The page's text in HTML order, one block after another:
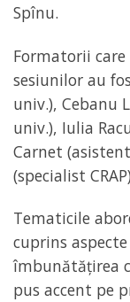
Spînu.
Formatorii
sesiunilor au
univ.), Cebanu
univ.), Iulia
Carnet
(specialist
Tematicile
cuprins
îmbunătățirea
pus accent pe